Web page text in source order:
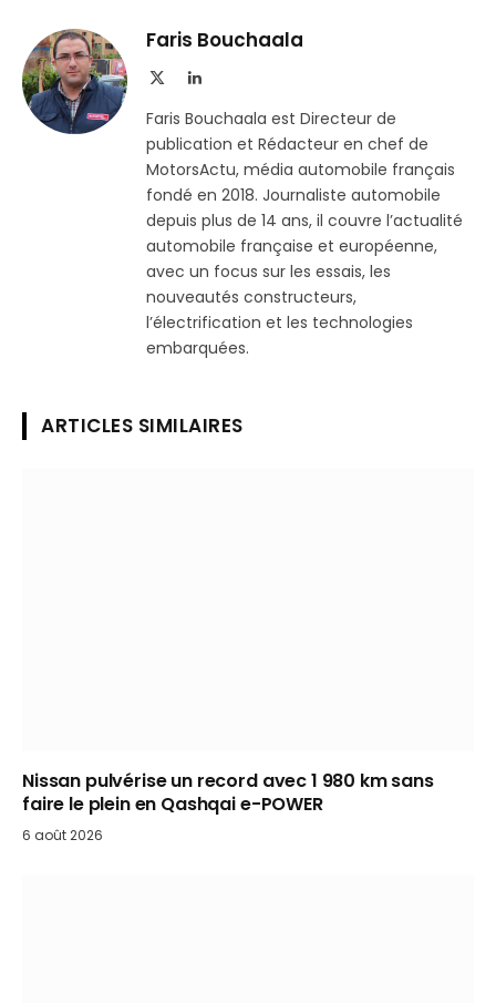
Telegram
Faris Bouchaala
LinkedIn
Faris Bouchaala est Directeur de
publication et Rédacteur en chef de
MotorsActu, média automobile français
fondé en 2018. Journaliste automobile
depuis plus de 14 ans, il couvre l’actualité
automobile française et européenne,
avec un focus sur les essais, les
nouveautés constructeurs,
l’électrification et les technologies
embarquées.
ARTICLES SIMILAIRES
Nissan pulvérise un record avec 1 980 km sans
faire le plein en Qashqai e-POWER
6 août 2026